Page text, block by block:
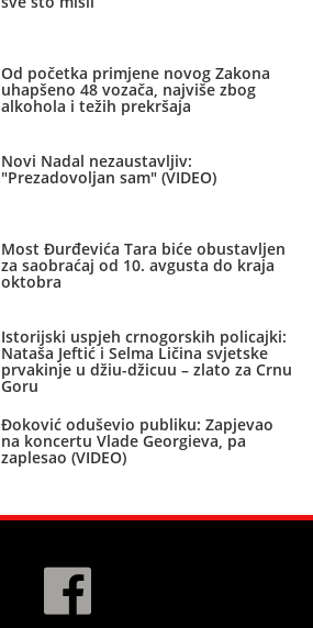
Od početka primjene novog Zakona
uhapšeno 48 vozača, najviše zbog
alkohola i težih prekršaja
Novi Nadal nezaustavljiv:
"Prezadovoljan sam" (VIDEO)
Most Đurđevića Tara biće obustavljen
za saobraćaj od 10. avgusta do kraja
oktobra
Istorijski uspjeh crnogorskih policajki:
Nataša Jeftić i Selma Ličina svjetske
prvakinje u džiu-džicuu – zlato za Crnu
Goru
Đoković oduševio publiku: Zapjevao
na koncertu Vlade Georgieva, pa
zaplesao (VIDEO)